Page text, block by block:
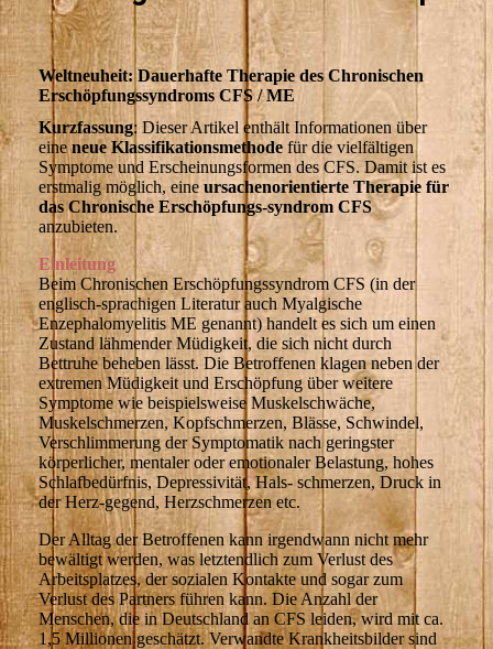
Weltneuheit: Dauerhafte Therapie des Chronischen
Erschöpfungssyndroms CFS / ME
Kurzfassung: Dieser Artikel enthält Informationen über
eineneue Klassifikationsmethode für die vielfältigen
Symptome und Erscheinungsformen des CFS. Damit ist es
erstmalig möglich, eine ursachenorientierte Therapie für
das Chronische Erschöpfungs-syndrom CFS
anzubieten.
Einleitung
Beim Chronischen Erschöpfungssyndrom CFS (in der
englisch-sprachigen Literatur auch Myalgische
Enzephalomyelitis ME genannt) handelt es sich um einen
Zustand lähmender Müdigkeit, die sich nicht durch
Bettruhe beheben lässt. Die Betroffenen klagen neben der
extremen Müdigkeit und Erschöpfung über weitere
Symptome wie beispielsweise Muskelschwäche,
Muskelschmerzen, Kopfschmerzen, Blässe, Schwindel,
Verschlimmerung der Symptomatik nach geringster
körperlicher, mentaler oder emotionaler Belastung, hohes
Schlafbedürfnis, Depressivität, Hals- schmerzen, Druck in
der Herz-gegend, Herzschmerzen etc.
Der Alltag der Betroffenen kann irgendwann nicht mehr
bewältigt werden, was letztendlich zum Verlust des
Arbeitsplatzes, der sozialen Kontakte und sogar zum
Verlust des Partners führen kann. Die Anzahl der
Menschen, die in Deutschland an CFS leiden, wird mit ca.
1,5 Millionen geschätzt. Verwandte Krankheitsbilder sind